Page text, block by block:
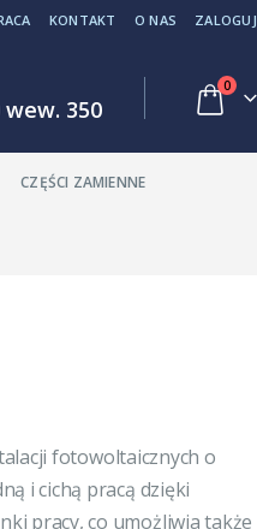
KONTAKT O NAS ZALOGUJ
wew. 350
0
CZĘŚCI ZAMIENNE
fotowoltaicznych o
i cichą pracą dzięki
pracy, co umożliwia także